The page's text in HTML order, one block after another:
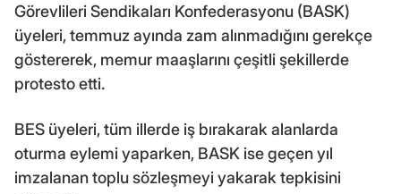
Görevlileri Sendikaları Konfederasyonu (BASK)
üyeleri, temmuz ayında zam alınmadığını gerekçe
göstererek, memur maaşlarını çeşitli şekillerde
protesto etti.
BES üyeleri, tüm illerde iş bırakarak alanlarda
oturma eylemi yaparken, BASK ise geçen yıl
imzalanan toplu sözleşmeyi yakarak tepkisini